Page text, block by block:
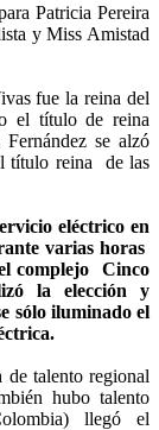
Patricia Pereira
y Miss Amistad
fue la reina del
el título de reina
se alzó
título reina de las
eléctrico en
varias horas
complejo Cinco
la elección y
sólo iluminado el
de talento regional
hubo talento
llegó el